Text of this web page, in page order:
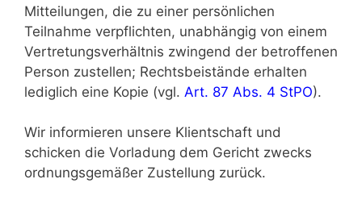
Mitteilungen, die zu einer persönlichen
Teilnahme verpflichten, unabhängig von einem
Vertretungsverhältnis zwingend der betroffenen
Person zustellen; Rechtsbeistände erhalten
lediglich eine Kopie (vgl. Art. 87 Abs. 4 StPO).
Wir informieren unsere Klientschaft und
schicken die Vorladung dem Gericht zwecks
ordnungsgemäßer Zustellung zurück.